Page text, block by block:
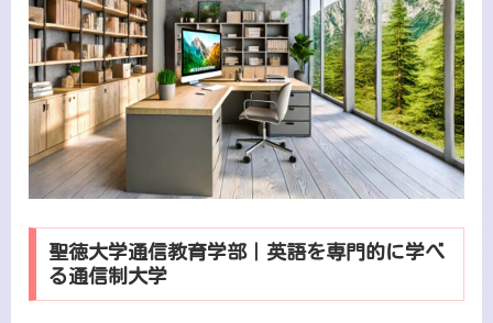
聖徳大学通信教育学部｜英語を専門的に学べ
る通信制大学